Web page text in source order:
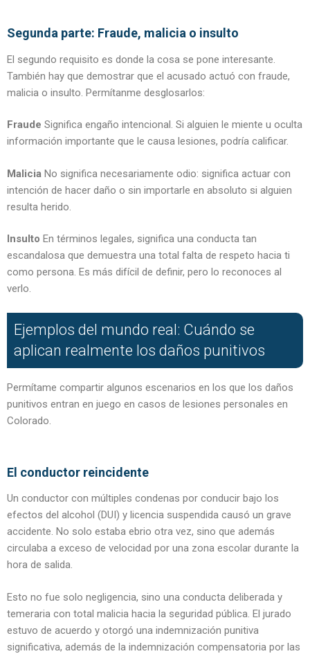
Segunda parte: Fraude, malicia o insulto
El segundo requisito es donde la cosa se pone interesante.
También hay que demostrar que el acusado actuó con fraude,
malicia o insulto. Permítanme desglosarlos:
Fraude Significa engaño intencional. Si alguien le miente u oculta
información importante que le causa lesiones, podría calificar.
Malicia No significa necesariamente odio: significa actuar con
intención de hacer daño o sin importarle en absoluto si alguien
resulta herido.
Insulto En términos legales, significa una conducta tan
escandalosa que demuestra una total falta de respeto hacia ti
como persona. Es más difícil de definir, pero lo reconoces al
verlo.
Ejemplos del mundo real: Cuándo se
aplican realmente los daños punitivos
Permítame compartir algunos escenarios en los que los daños
punitivos entran en juego en casos de lesiones personales en
Colorado.
El conductor reincidente
Un conductor con múltiples condenas por conducir bajo los
efectos del alcohol (DUI) y licencia suspendida causó un grave
accidente. No solo estaba ebrio otra vez, sino que además
circulaba a exceso de velocidad por una zona escolar durante la
hora de salida.
Esto no fue solo negligencia, sino una conducta deliberada y
temeraria con total malicia hacia la seguridad pública. El jurado
estuvo de acuerdo y otorgó una indemnización punitiva
significativa, además de la indemnización compensatoria por las